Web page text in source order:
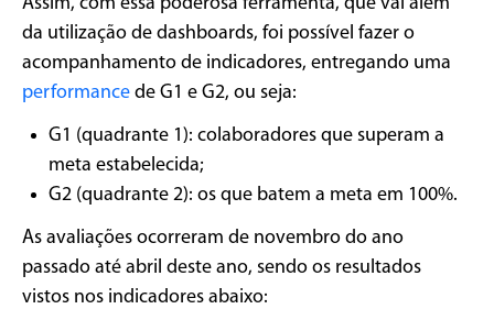
da utilização de dashboards, foi possível fazer o
acompanhamento de indicadores, entregando uma
performance de G1 e G2, ou seja:
G1 (quadrante 1): colaboradores que superam a
meta estabelecida;
G2 (quadrante 2): os que batem a meta em 100%.
As avaliações ocorreram de novembro do ano
passado até abril deste ano, sendo os resultados
vistos nos indicadores abaixo: